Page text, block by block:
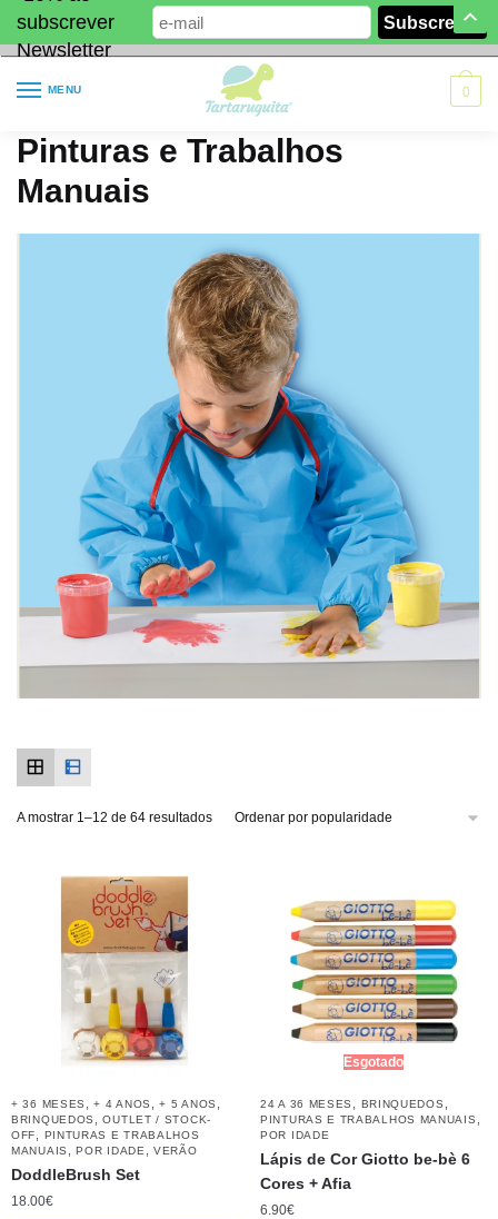
subscrever
Newsletter
MENU 0
Pinturas e Trabalhos
Manuais
A mostrar 1–12 de 64 resultados
+ 36 MESES ,+ 4 ANOS ,+ 5 ANOS
BRINQUEDOS ,OUTLET / STOCK-
OFF
PINTURAS E TRABALHOS
MANUAIS
,POR IDADE ,VERÃO
DoddleBrush Set
18.00€
Esgotado
24 A 36 MESES BRINQUEDOS
PINTURAS E TRABALHOS MANUAIS
POR IDADE
Lápis de Cor Giotto be-bè 6
Cores + Afia
6.90€